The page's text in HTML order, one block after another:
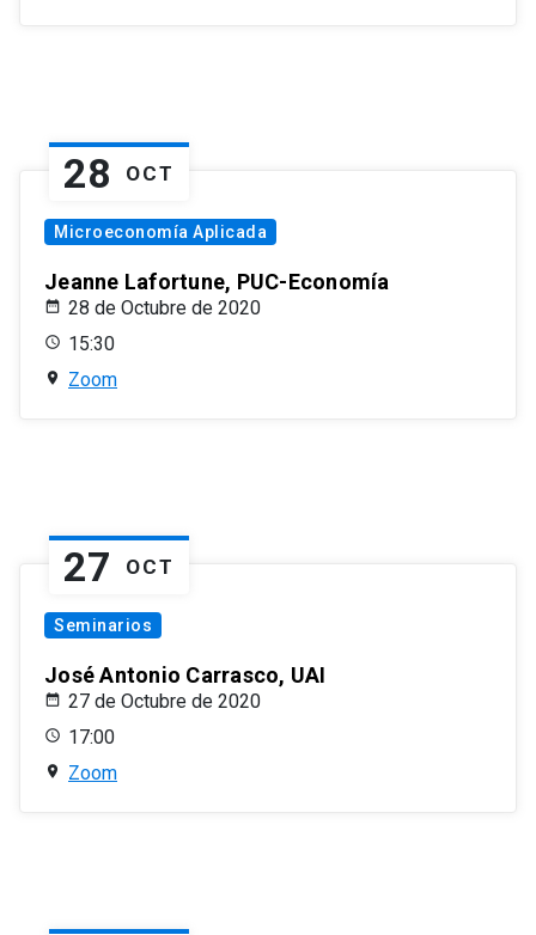
28 OCT
Microeconomía Aplicada
Jeanne Lafortune, PUC-Economía
28 de Octubre de 2020
15:30
Zoom
27 OCT
Seminarios
José Antonio Carrasco, UAI
27 de Octubre de 2020
17:00
Zoom